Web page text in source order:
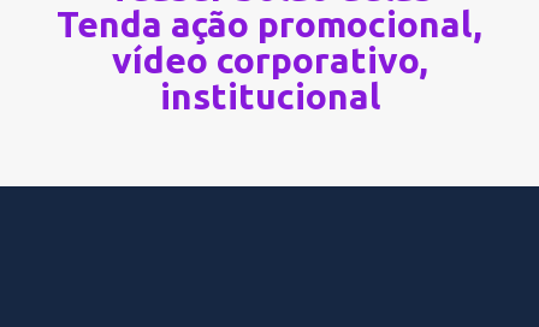
Tenda ação promocional,
vídeo corporativo,
institucional